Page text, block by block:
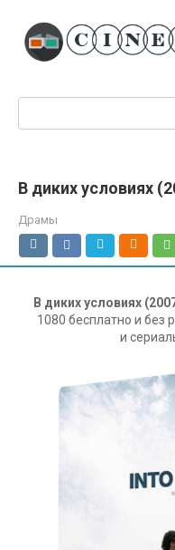
контенту
В диких условиях
Драмы
В диких условиях
1080 бесплатно и без
и